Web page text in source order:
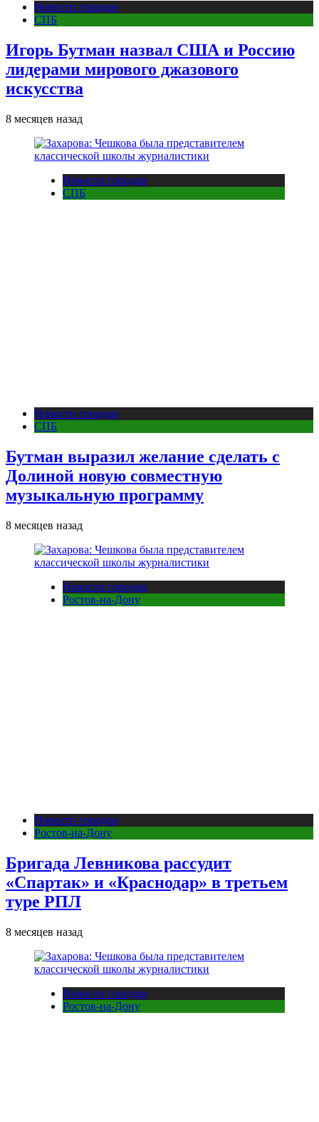
Новости городов
СПБ
Игорь Бутман назвал США и Россию
лидерами мирового джазового
искусства
8 месяцев назад
Новости городов
СПБ
Новости городов
СПБ
Бутман выразил желание сделать с
Долиной новую совместную
музыкальную программу
8 месяцев назад
Новости городов
Ростов-на-Дону
Новости городов
Ростов-на-Дону
Бригада Левникова рассудит
«Спартак» и «Краснодар» в третьем
туре РПЛ
8 месяцев назад
Новости городов
Ростов-на-Дону